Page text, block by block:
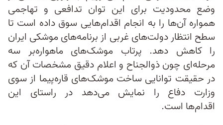
وضع محدودیت برای این توان تدافعی و تهاجمی
همواره آن‌ها را به انجام اقدام‌‌هایی سوق داده است تا
سطح انتظار دولت‌های غربی از برنامه‌های موشکی ایران
را کاهش دهد. پرتاب موشک‌های ماهواره‌بر سه
مرحله‌ای چون ذوالجناح و اعلام دقیق مشخصات آن‌ که
در حقیقت توانایی ساخت موشک‌های قاره‌پیما از سوی
وزارت دفاع را نمایش می‌دهد در راستای این
اقدام‌ها است.